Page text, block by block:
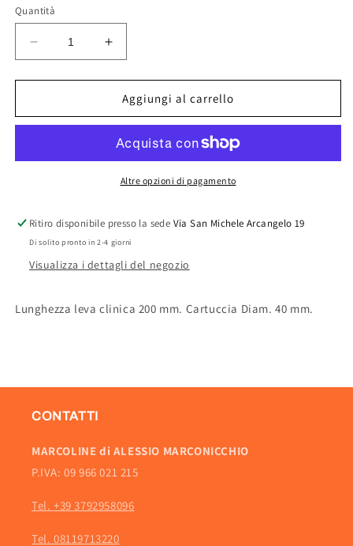
Quantità
Diminuisci
quantità
per
MISCELATORE
MONOCOMANDO
LEVA
Aumenta
quantità
per
MISCELATORE
MONOCOMANDO
CON
LEVA
CLINICA
Aggiungi al carrello
Altre opzioni di pagamento
Ritiro disponibile presso la sede Via San Michele Arcangelo 19
Di solito pronto in 2-4 giorni
Visualizza i dettagli del negozio
Lunghezza leva clinica 200 mm. Cartuccia Diam. 40 mm.
CONTATTI
MARCOLINE di ALESSIO MARCONICCHIO
P.IVA: 09 966 021 215
Tel. +39 3792958096
Tel. 08119713220